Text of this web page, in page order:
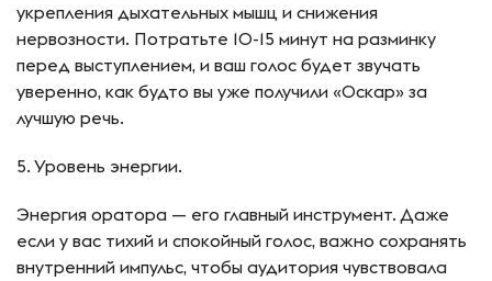
укрепления дыхательных мышц и снижения
нервозности. Потратьте 10-15 минут на разминку
перед выступлением, и ваш голос будет звучать
уверенно, как будто вы уже получили «Оскар» за
лучшую речь.
5. Уровень энергии.
Энергия оратора — его главный инструмент. Даже
если у вас тихий и спокойный голос, важно сохранять
внутренний импульс, чтобы аудитория чувствовала